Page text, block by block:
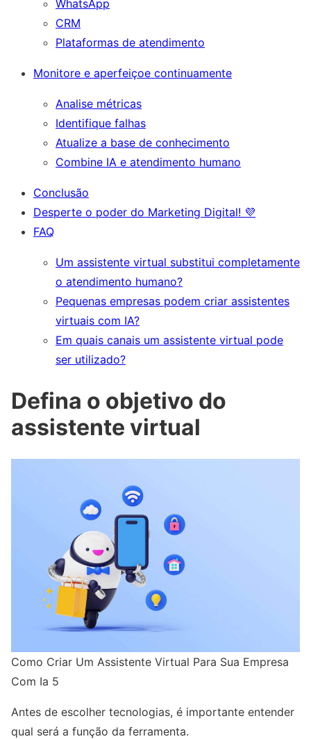
WhatsApp
CRM
Plataformas de atendimento
Monitore e aperfeiçoe continuamente
Analise métricas
Identifique falhas
Atualize a base de conhecimento
Combine IA e atendimento humano
Conclusão
Desperte o poder do Marketing Digital! 💜
FAQ
Um assistente virtual substitui completamente
o atendimento humano?
Pequenas empresas podem criar assistentes
virtuais com IA?
Em quais canais um assistente virtual pode
ser utilizado?
Defina o objetivo do
assistente virtual
Como Criar Um Assistente Virtual Para Sua Empresa
Com Ia 5
Antes de escolher tecnologias, é importante entender
qual será a função da ferramenta.